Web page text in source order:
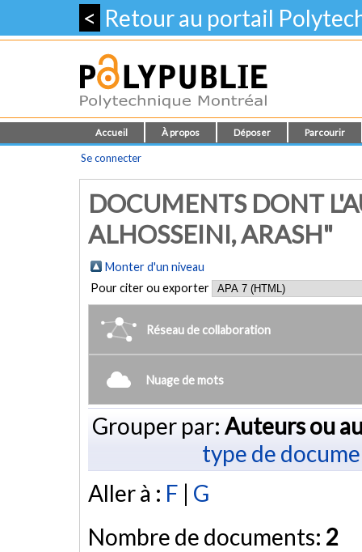
< Retour au portail
Accueil À propos Déposer Parcourir
Se connecter
DOCUMENTS DONT
ALHOSSEINI, ARASH"
Monter d'un niveau
Pour citer ou exporter
Réseau de collaboration
Nuage de mots
Grouper par: Auteurs ou
type de
Aller à : F | G
Nombre de documents: 2